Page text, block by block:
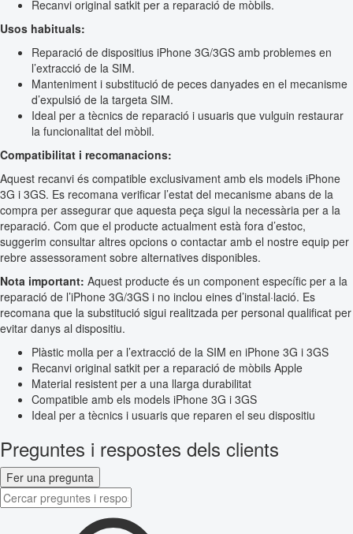
Recanvi original satkit per a reparació de mòbils.
Usos habituals:
Reparació de dispositius iPhone 3G/3GS amb problemes en
l’extracció de la SIM.
Manteniment i substitució de peces danyades en el mecanisme
d’expulsió de la targeta SIM.
Ideal per a tècnics de reparació i usuaris que vulguin restaurar
la funcionalitat del mòbil.
Compatibilitat i recomanacions:
Aquest recanvi és compatible exclusivament amb els models iPhone
3G i 3GS. Es recomana verificar l’estat del mecanisme abans de la
compra per assegurar que aquesta peça sigui la necessària per a la
reparació. Com que el producte actualment està fora d’estoc,
suggerim consultar altres opcions o contactar amb el nostre equip per
rebre assessorament sobre alternatives disponibles.
Nota important: Aquest producte és un component específic per a la
reparació de l’iPhone 3G/3GS i no inclou eines d’instal·lació. Es
recomana que la substitució sigui realitzada per personal qualificat per
evitar danys al dispositiu.
Plàstic molla per a l’extracció de la SIM en iPhone 3G i 3GS
Recanvi original satkit per a reparació de mòbils Apple
Material resistent per a una llarga durabilitat
Compatible amb els models iPhone 3G i 3GS
Ideal per a tècnics i usuaris que reparen el seu dispositiu
Preguntes i respostes dels clients
Fer una pregunta